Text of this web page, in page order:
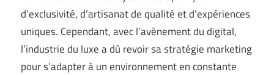
d’exclusivité, d’artisanat de qualité et d’expériences
uniques. Cependant, avec l’avènement du digital,
l’industrie du luxe a dû revoir sa stratégie marketing
pour s’adapter à un environnement en constante